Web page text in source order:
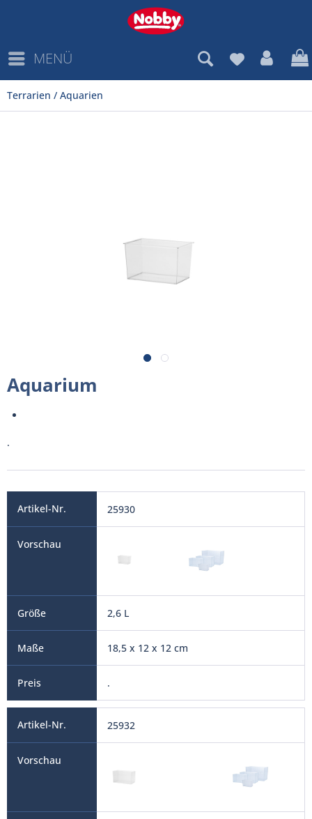
MENÜ
Terrarien / Aquarien
Aquarium
.
25930
2,6 L
18,5 x 12 x 12 cm
.
25932